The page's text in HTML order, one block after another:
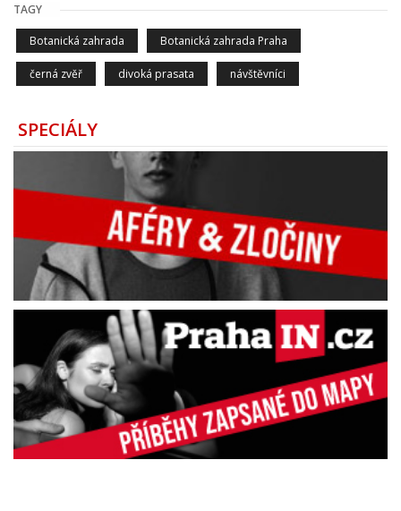
TAGY
Botanická zahrada Botanická zahrada Praha
černá zvěř divoká prasata návštěvníci
SPECIÁLY